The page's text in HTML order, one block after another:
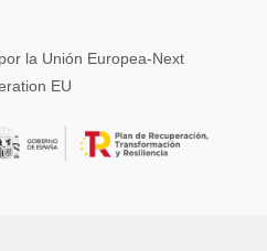
la Unión Europea-Next
EU